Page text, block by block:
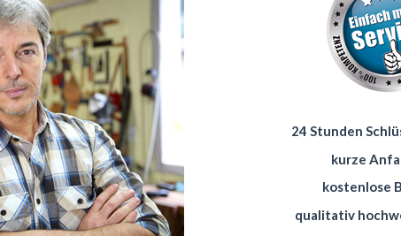
24 Stunden
kurze
kostenlose
qualitativ